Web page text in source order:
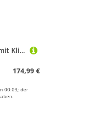
Potenza Sprossenwand mit Klimmzugstange Pull Up Bar Turngeräte Fitness Turnwand Klettergerüst bis 250kg Kletterwand Gym Sportgerät für Erwachsene Heim Turnhalle (Weiß-Schwarz)
174,99 €
00:03; der